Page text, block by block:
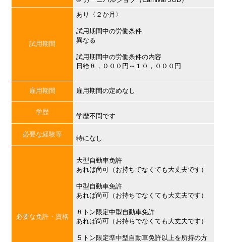
試用期間
あり〈２か月〉
試用期間中の労働条件
異なる
試用期間中の労働条件の内容
日給８，０００円～１０，０００円
雇用期間 雇用期間の定めなし
学歴
学歴不問です
必要な経験等
特になし
必要な免許・資格
大型自動車免許
あれば尚可（お持ちでなくても大丈夫です）
中型自動車免許
あれば尚可（お持ちでなくても大丈夫です）
８トン限定中型自動車免許
あれば尚可（お持ちでなくても大丈夫です）
５トン限定準中型自動車免許以上を所持の方